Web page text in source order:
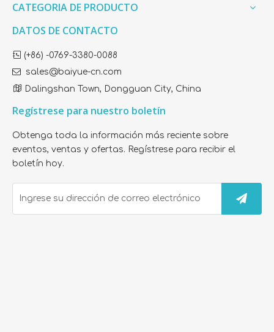
purificadores de aire, tanques de agua,
ventiladores, centrífuga, sala de pintura,
rebanadora, filtro, acuario, etc.
CATEGORIA DE PRODUCTO
DATOS DE CONTACTO
 (+86) -0769-3380-0088
 sales@baiyue-cn.com
 Dalingshan Town, Dongguan City, China
Regístrese para nuestro boletín
Obtenga toda la información más reciente sobre
eventos, ventas y ofertas. Regístrese para recibir el
boletín hoy.